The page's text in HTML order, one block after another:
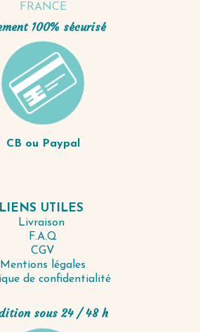
FRANCE
100% sécurisé
CB ou Paypal
LIENS UTILES
Livraison
F.A.Q
CGV
Mentions légales
de confidentialité
sous 24 / 48 h